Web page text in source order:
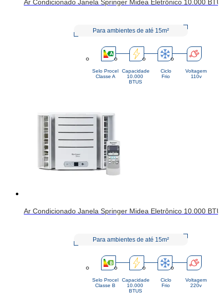
Ar Condicionado Janela Springer Midea Eletrônico 10.000
Para ambientes de até 15m²
Selo Procel
Classe A
Capacidade
10.000
BTUS
Ciclo
Frio
Voltagem
110v
Ar Condicionado Janela Springer Midea Eletrônico 10.000
Para ambientes de até 15m²
Selo Procel
Classe B
Capacidade
10.000
BTUS
Ciclo
Frio
Voltagem
220v